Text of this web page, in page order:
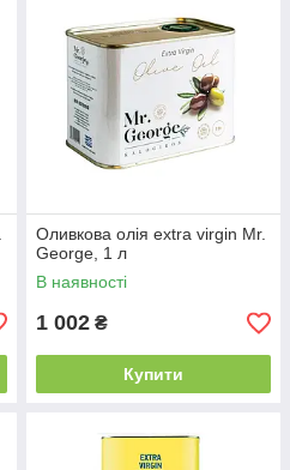
Оливкова олія extra virgin Mr.
George, 1 л
В наявності
1 002 ₴
Купити